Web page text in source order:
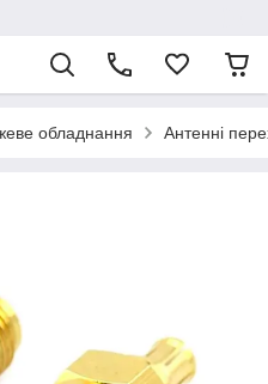
обладнання Антенні